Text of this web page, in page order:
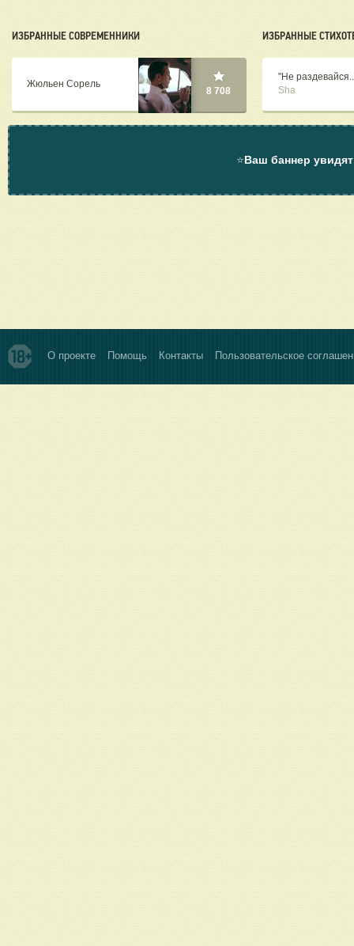
ИЗБРАННЫЕ СОВРЕМЕННИКИ
Жюльен Сорель
8 708
ИЗБРАННЫЕ
"Не
Sha
⭐Ваш баннер
О проекте Помощь Контакты Пользовательское